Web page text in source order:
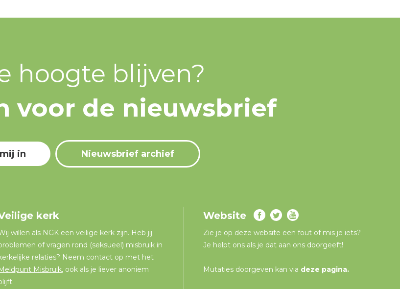
hoogte blijven?
voor de nieuwsbrief
in Nieuwsbrief archief
kerk
willen als NGK een veilige kerk zijn. Heb jij
of vragen rond (seksueel) misbruik in
relaties? Neem contact op met het
Misbruik, ook als je liever anoniem
Website
Zie je op deze website een fout of mis je iets?
Je helpt ons als je dat aan ons doorgeeft!
Mutaties doorgeven kan via deze pagina.